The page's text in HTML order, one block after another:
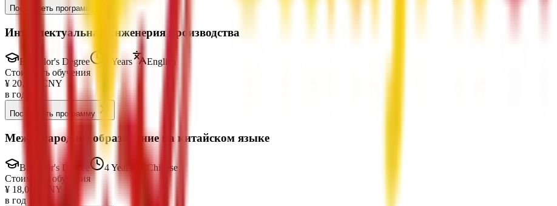
Посмотреть программу
Интеллектуальная инженерия производства
Bachelor's Degree 4 Years
English
Стоимость обучения
¥ 20,000
CNY
в год
Посмотреть программу
Международное образование на китайском языке
Bachelor's Degree 4 Years
Chinese
Стоимость обучения
¥ 18,000
CNY
в год